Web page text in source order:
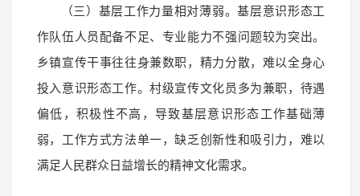
（三）基层工作力量相对薄弱。基层意识形态工
作队伍人员配备不足、专业能力不强问题较为突出。
乡镇宣传干事往往身兼数职，精力分散，难以全身心
投入意识形态工作。村级宣传文化员多为兼职，待遇
偏低，积极性不高，导致基层意识形态工作基础薄
弱，工作方式方法单一，缺乏创新性和吸引力，难以
满足人民群众日益增长的精神文化需求。